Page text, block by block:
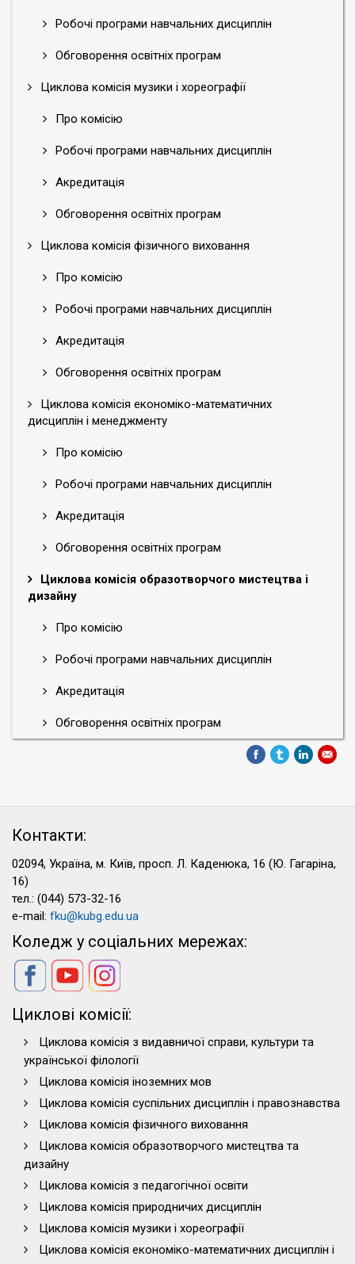
Робочі програми навчальних дисциплін
Обговорення освітніх програм
Циклова комісія музики і хореографії
Про комісію
Робочі програми навчальних дисциплін
Акредитація
Обговорення освітніх програм
Циклова комісія фізичного виховання
Про комісію
Робочі програми навчальних дисциплін
Акредитація
Обговорення освітніх програм
Циклова комісія економіко-математичних
дисциплін і менеджменту
Про комісію
Робочі програми навчальних дисциплін
Акредитація
Обговорення освітніх програм
Циклова комісія образотворчого мистецтва і
дизайну
Про комісію
Робочі програми навчальних дисциплін
Акредитація
Обговорення освітніх програм
Контакти:
02094, Україна, м. Київ, просп. Л. Каденюка, 16 (Ю. Гагаріна,
16)
тел.: (044) 573-32-16
e-mail: fku@kubg.edu.ua
Коледж у соціальних мережах:
Циклові комісії:
Циклова комісія з видавничої справи, культури та
української філології
Циклова комісія іноземних мов
Циклова комісія суспільних дисциплін і правознавства
Циклова комісія фізичного виховання
Циклова комісія образотворчого мистецтва та
дизайну
Циклова комісія з педагогічної освіти
Циклова комісія природничих дисциплін
Циклова комісія музики і хореографії
Циклова комісія економіко-математичних дисциплін і